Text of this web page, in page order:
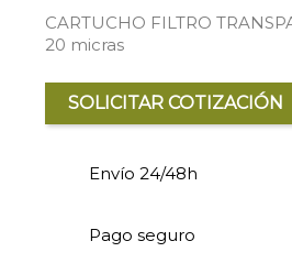
CARTUCHO FILTRO
20 micras
SOLICITAR COTIZACIÓN
Envío 24/48h
Pago seguro